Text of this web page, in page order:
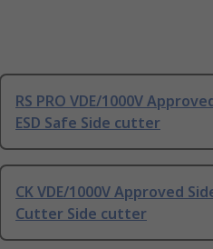
RS PRO VDE/1000V
ESD Safe Side cutter
CK VDE/1000V Approved
Cutter Side cutter